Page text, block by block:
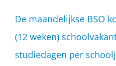
De maandelijkse BSO
(12 weken)
studiedagen per